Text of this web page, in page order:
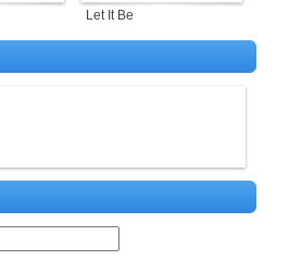
Let It Be